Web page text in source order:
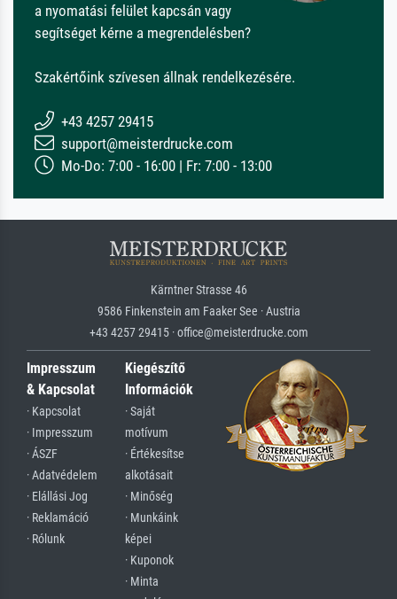
a nyomatási felület kapcsán vagy
segítséget kérne a megrendelésben?
Szakértőink szívesen állnak rendelkezésére.
+43 4257 29415
support@meisterdrucke.com
Mo-Do: 7:00 - 16:00 | Fr: 7:00 - 13:00
Kärntner Strasse 46
9586 Finkenstein am Faaker See · Austria
+43 4257 29415 · office@meisterdrucke.com
Impresszum
& Kapcsolat
· Kapcsolat
· Impresszum
· ÁSZF
· Adatvédelem
· Elállási Jog
· Reklamáció
· Rólunk
Kiegészítő
Információk
· Saját
motívum
· Értékesítse
alkotásait
· Minőség
· Munkáink
képei
· Kuponok
· Minta